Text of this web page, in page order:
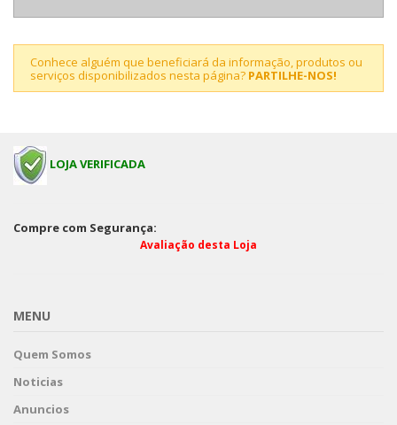
Conhece alguém que beneficiará da informação, produtos ou
serviços disponibilizados nesta página? PARTILHE-NOS!
LOJA VERIFICADA
Compre com Segurança:
Avaliação desta Loja
MENU
Quem Somos
Noticias
Anuncios